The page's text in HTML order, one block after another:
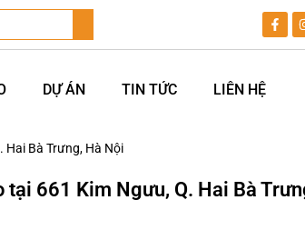
DỰ ÁN TIN TỨC LIÊN HỆ
Hai Bà Trưng, Hà Nội
tại 661 Kim Ngưu, Q. Hai Bà